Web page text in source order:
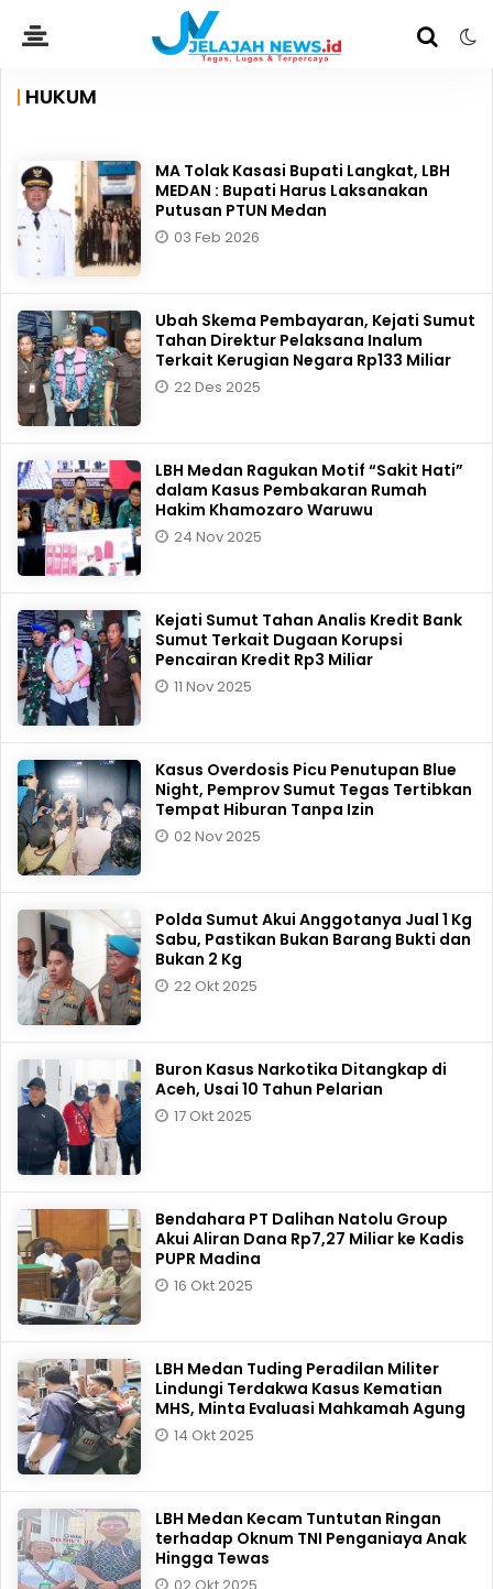
HUKUM
MA Tolak Kasasi Bupati Langkat, LBH
MEDAN : Bupati Harus Laksanakan
Putusan PTUN Medan
03 Feb 2026
Ubah Skema Pembayaran, Kejati Sumut
Tahan Direktur Pelaksana Inalum
Terkait Kerugian Negara Rp133 Miliar
22 Des 2025
LBH Medan Ragukan Motif “Sakit Hati”
dalam Kasus Pembakaran Rumah
Hakim Khamozaro Waruwu
24 Nov 2025
Kejati Sumut Tahan Analis Kredit Bank
Sumut Terkait Dugaan Korupsi
Pencairan Kredit Rp3 Miliar
11 Nov 2025
Kasus Overdosis Picu Penutupan Blue
Night, Pemprov Sumut Tegas Tertibkan
Tempat Hiburan Tanpa Izin
02 Nov 2025
Polda Sumut Akui Anggotanya Jual 1 Kg
Sabu, Pastikan Bukan Barang Bukti dan
Bukan 2 Kg
22 Okt 2025
Buron Kasus Narkotika Ditangkap di
Aceh, Usai 10 Tahun Pelarian
17 Okt 2025
Bendahara PT Dalihan Natolu Group
Akui Aliran Dana Rp7,27 Miliar ke Kadis
PUPR Madina
16 Okt 2025
LBH Medan Tuding Peradilan Militer
Lindungi Terdakwa Kasus Kematian
MHS, Minta Evaluasi Mahkamah Agung
14 Okt 2025
LBH Medan Kecam Tuntutan Ringan
terhadap Oknum TNI Penganiaya Anak
Hingga Tewas